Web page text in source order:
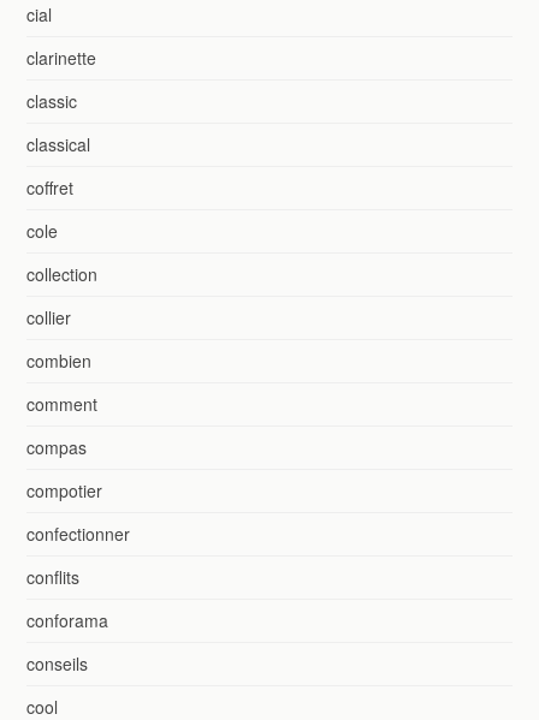
cial
clarinette
classic
classical
coffret
cole
collection
collier
combien
comment
compas
compotier
confectionner
conflits
conforama
conseils
cool